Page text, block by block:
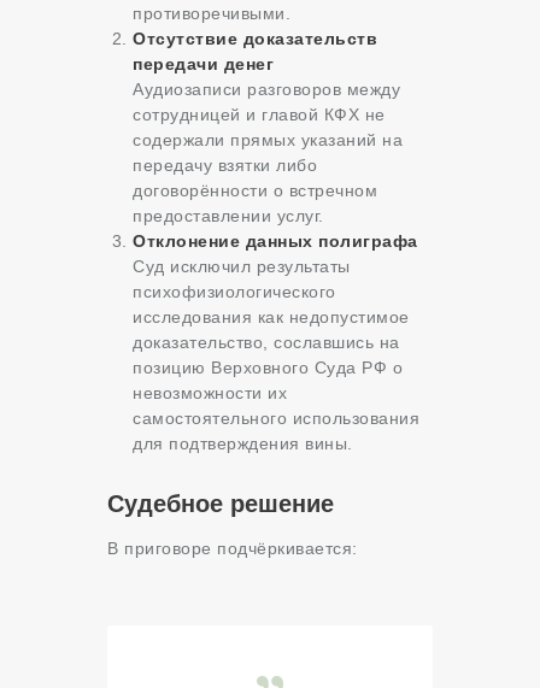
противоречивыми.
Отсутствие доказательств
передачи денег
Аудиозаписи разговоров между
сотрудницей и главой КФХ не
содержали прямых указаний на
передачу взятки либо
договорённости о встречном
предоставлении услуг.
Отклонение данных полиграфа
Суд исключил результаты
психофизиологического
исследования как недопустимое
доказательство, сославшись на
позицию Верховного Суда РФ о
невозможности их
самостоятельного использования
для подтверждения вины.
Судебное решение
В приговоре подчёркивается: